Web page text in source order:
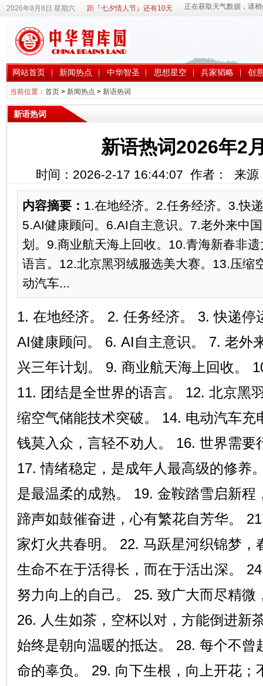
2026年8月8日 星期六 距『七夕情人节』还有10天
网站首页 新闻热点 中华智圣 思想星空 兵家韬略 创
当前位置： 首页> 新闻热点 > 新语热词
新语热词
新语热词2026年2
时间：2026-2-17 16:44:07 作者： 来
内容摘要： 1.在地经济。2.任务经济。3.快
5.AI健康顾问。6.AI自主意识。7.老外来中
划。9.商业航天海上回收。10.青海新春非
语言。12.北京黑羽绒服选美大赛。13.压缩
动汽车...
1. 在地经济。 2. 任务经济。 3. 快递停
AI健康顾问。 6. AI自主意识。 7. 老外
兴三年计划。 9. 商业航天海上回收。
11. 团结是全世界的语言。 12. 北京黑
缩空气储能技术突破。 14. 电动汽车充
钱莫入众，言轻不劝人。 16. 世界需要
17. 情绪稳定，是成年人最高级的修养
是最温柔的成熟。 19. 金鞍踏雪启新程
蹄声如鼓催奋进，心有繁花自芳华。
家灯火共春明。 22. 马跃星河织锦梦，
生命不在于活得长，而在于活出深。
努力向上的自己。 25. 致广大而尽精微
26. 人生如茶，空杯以对，方能倒进新
始终是朝向温暖的抵达。 28. 每个不曾
命的辜负。 29. 向下生根，向上开花；